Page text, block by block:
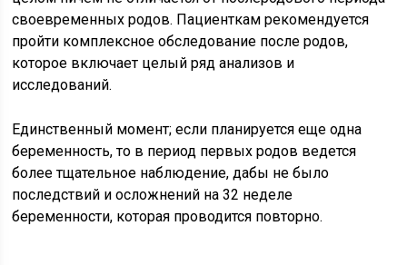
своевременных родов. Пациенткам рекомендуется
пройти комплексное обследование после родов,
которое включает целый ряд анализов и
исследований.
Единственный момент; если планируется еще одна
беременность, то в период первых родов ведется
более тщательное наблюдение, дабы не было
последствий и осложнений на 32 неделе
беременности, которая проводится повторно.